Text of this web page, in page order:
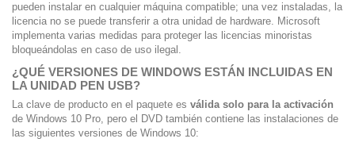
pueden instalar en cualquier máquina compatible; una vez instaladas, la
licencia no se puede transferir a otra unidad de hardware. Microsoft
implementa varias medidas para proteger las licencias minoristas
bloqueándolas en caso de uso ilegal.
¿QUÉ VERSIONES DE WINDOWS ESTÁN INCLUIDAS EN
LA UNIDAD PEN USB?
La clave de producto en el paquete es válida solo para la activación
de Windows 10 Pro, pero el DVD también contiene las instalaciones de
las siguientes versiones de Windows 10: